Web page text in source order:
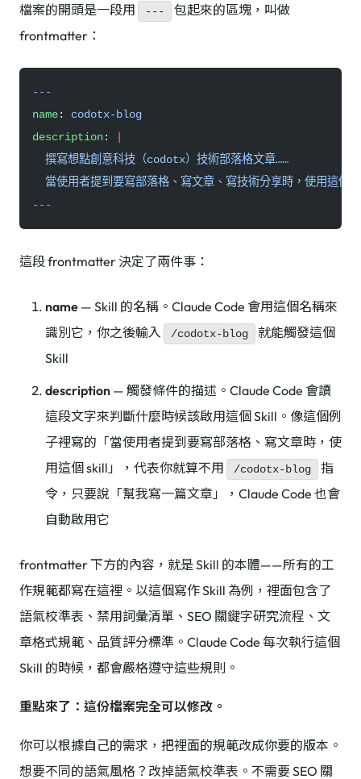
檔案的開頭是一段用 ---
包起來的區塊，叫做
frontmatter：
---
name: codotx-blog
description:
  撰寫想點創意科技（codotx）技術部落格文章……
當使用者提到要寫部落格、寫文章、寫技術分享時，使用這個
---
這段 frontmatter 決定了兩件事：
name — Skill 的名稱。Claude Code 會用這個名稱來
識別它，你之後輸入
/codotx-blog
就能觸發這個
Skill
description — 觸發條件的描述。Claude Code 會讀
這段文字來判斷什麼時候該啟用這個 Skill。像這個例
子裡寫的「當使用者提到要寫部落格、寫文章時，使
用這個 skill」，代表你就算不用
/codotx-blog
指
令，只要說「幫我寫一篇文章」，Claude Code 也會
自動啟用它
frontmatter 下方的內容，就是 Skill 的本體——所有的工
作規範都寫在這裡。以這個寫作 Skill 為例，裡面包含了
語氣校準表、禁用詞彙清單、SEO 關鍵字研究流程、文
章格式規範、品質評分標準。Claude Code 每次執行這個
Skill 的時候，都會嚴格遵守這些規則。
重點來了：這份檔案完全可以修改。
你可以根據自己的需求，把裡面的規範改成你要的版本。
想要不同的語氣風格？改掉語氣校準表。不需要 SEO 關